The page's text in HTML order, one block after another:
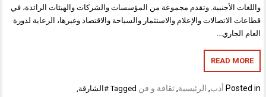
واللغات الأجنبية. وتقدم مجموعة من المؤسسات والشركات والهيئات الرائدة، في
قطاعات الاتصالات والإعلام والاستثمار والسياحة والاقتصاد وغيرها، الرعاية لدورة
العام الجاري…
READ MORE
Posted in أدب, الرئيسية,ثقافة و فن Tagged #الشارقة,